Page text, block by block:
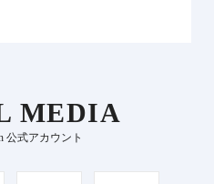
MEDIA
公式アカウント